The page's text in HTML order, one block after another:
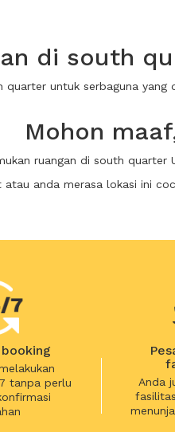
di south
quarter untuk serbaguna yang
Mohon
ruangan di south quarter
anda merasa lokasi ini
tanpa perlu
Anda